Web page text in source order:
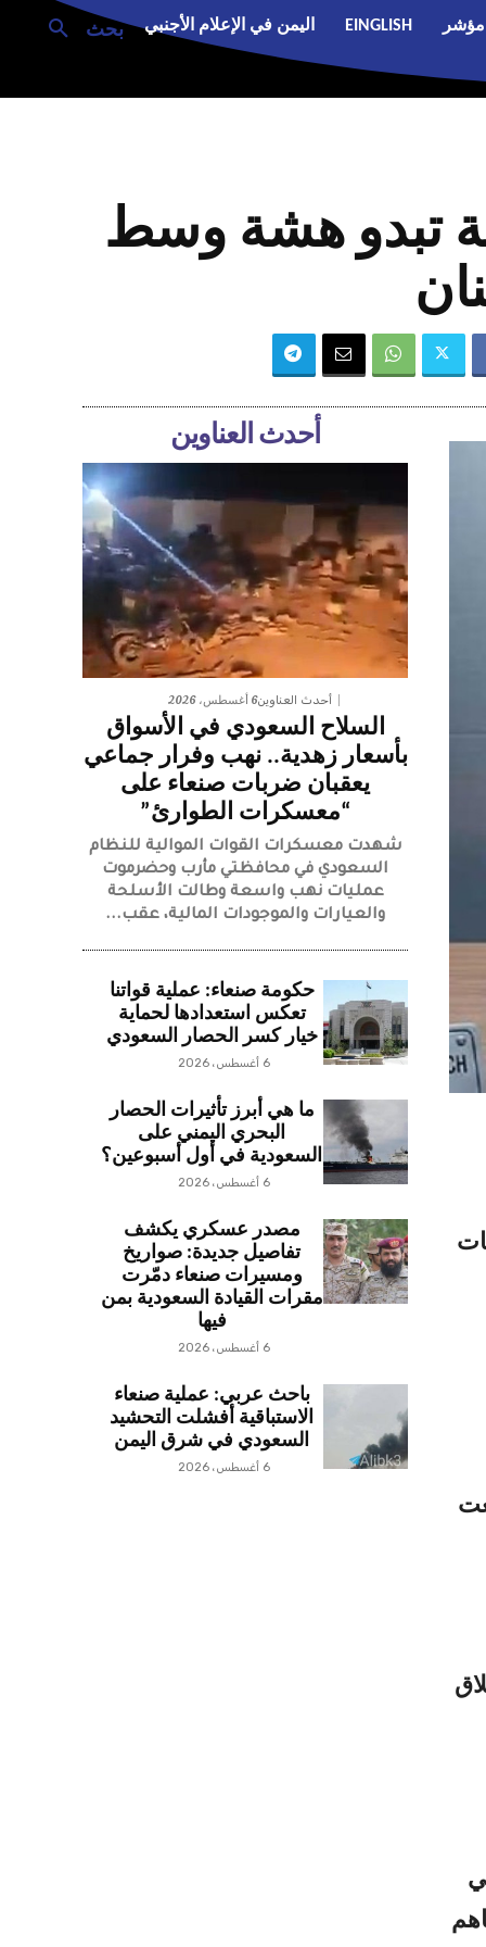
بحث مؤشر EINGLISH اليمن في الإعلام الأجنبي
تبدو هشة وسط
أحدث العناوين
أحدث العناوين6 أغسطس، 2026
السلاح السعودي في الأسواق
بأسعار زهدية.. نهب وفرار جماعي
يعقبان ضربات صنعاء على
“معسكرات الطوارئ”
شهدت معسكرات القوات الموالية للنظام
السعودي في محافظتي مأرب وحضرموت
عمليات نهب واسعة وطالت الأسلحة
والعيارات والموجودات المالية، عقب...
حكومة صنعاء: عملية قواتنا
تعكس استعدادها لحماية
خيار كسر الحصار السعودي
6 أغسطس، 2026
ما هي أبرز تأثيرات الحصار
البحري اليمني على
السعودية في أول أسبوعين؟
6 أغسطس، 2026
مصدر عسكري يكشف
تفاصيل جديدة: صواريخ
ومسيرات صنعاء دمّرت
مقرات القيادة السعودية بمن
فيها
6 أغسطس، 2026
باحث عربي: عملية صنعاء
الاستباقية أفشلت التحشيد
السعودي في شرق اليمن
6 أغسطس، 2026